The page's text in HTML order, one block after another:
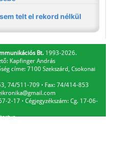
Bt. 1993-2026.
Kapfinger András
címe: 7100 Szekszárd, Csokonai
74/511-709 ⋅ Fax: 74/414-853
2-17 ⋅ Cégjegyzékszám: Cg. 17-06-